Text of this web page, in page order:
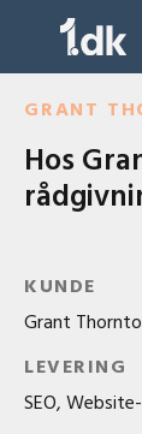
content
GRANT
Hos
KUNDE
Grant
LEVERING
SEO,